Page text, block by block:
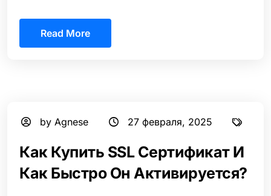
Read More
by Agnese 27 февраля, 2025
Как Купить SSL Сертификат И
Как Быстро Он Активируется?